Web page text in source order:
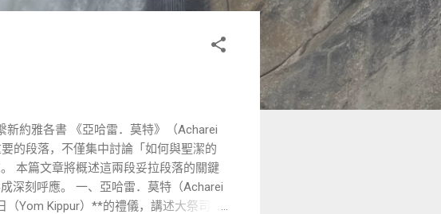
約雅各書 《亞哈雷．莫特》（Acharei
的段落，不僅集中討論「如何與聖潔的
本篇文章將概述這兩段妥拉段落的關鍵
深刻呼應。 一、亞哈雷．莫特（Acharei
Yom Kippur）**的禮儀，講述大祭司如